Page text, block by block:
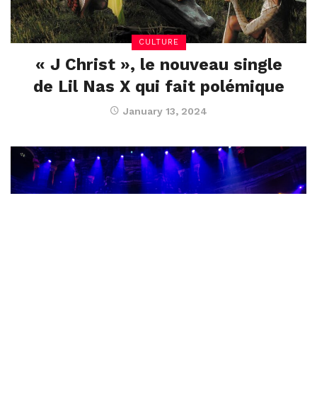
CULTURE
« J Christ », le nouveau single
de Lil Nas X qui fait polémique
January 13, 2024